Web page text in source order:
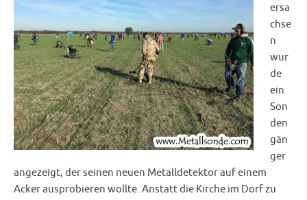
ersa
chse
n
wur
de
ein
Son
den
gän
ger
angezeigt, der seinen neuen Metalldetektor auf einem
Acker ausprobieren wollte. Anstatt die Kirche im Dorf zu